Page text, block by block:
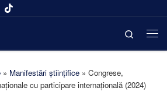
Search
» Manifestări științifice » Congrese,
cu participare internațională (2024)